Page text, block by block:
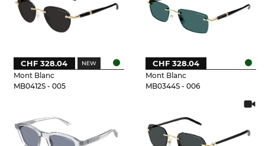
Mont Blanc
MB0412S - 005
CHF 328.04
Mont Blanc
MB0344S - 006
CHF 328.04